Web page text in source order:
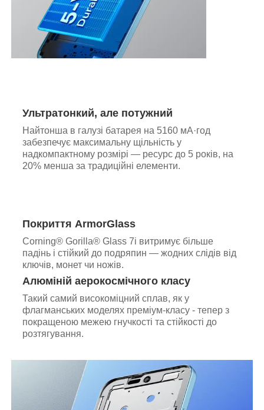
Ультратонкий, але потужний
Найтонша в галузі батарея на 5160 мА·год
забезпечує максимальну щільність у
надкомпактному розмірі — ресурс до 5 років, на
20% менша за традиційні елементи.
Покриття ArmorGlass
Corning® Gorilla® Glass 7i витримує більше
падінь і стійкий до подряпин — жодних слідів від
ключів, монет чи ножів.
Алюміній аерокосмічного класу
Такий самий високоміцний сплав, як у
флагманських моделях преміум-класу - тепер з
покращеною межею гнучкості та стійкості до
розтягування.